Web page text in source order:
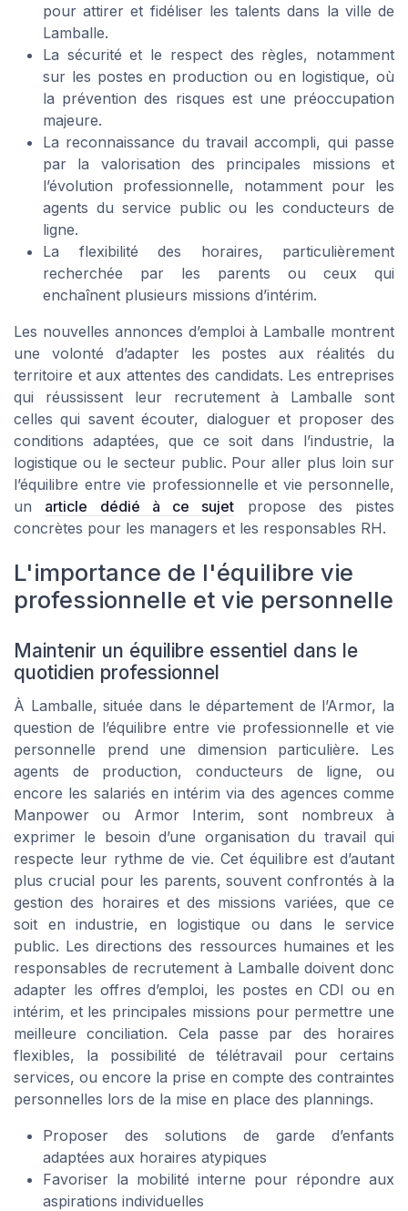
pour attirer et fidéliser les talents dans la ville de
Lamballe.
La sécurité et le respect des règles, notamment
sur les postes en production ou en logistique, où
la prévention des risques est une préoccupation
majeure.
La reconnaissance du travail accompli, qui passe
par la valorisation des principales missions et
l’évolution professionnelle, notamment pour les
agents du service public ou les conducteurs de
ligne.
La flexibilité des horaires, particulièrement
recherchée par les parents ou ceux qui
enchaînent plusieurs missions d’intérim.
Les nouvelles annonces d’emploi à Lamballe montrent
une volonté d’adapter les postes aux réalités du
territoire et aux attentes des candidats. Les entreprises
qui réussissent leur recrutement à Lamballe sont
celles qui savent écouter, dialoguer et proposer des
conditions adaptées, que ce soit dans l’industrie, la
logistique ou le secteur public. Pour aller plus loin sur
l’équilibre entre vie professionnelle et vie personnelle,
un article dédié à ce sujet propose des pistes
concrètes pour les managers et les responsables RH.
L'importance de l'équilibre vie
professionnelle et vie personnelle
Maintenir un équilibre essentiel dans le
quotidien professionnel
À Lamballe, située dans le département de l’Armor, la
question de l’équilibre entre vie professionnelle et vie
personnelle prend une dimension particulière. Les
agents de production, conducteurs de ligne, ou
encore les salariés en intérim via des agences comme
Manpower ou Armor Interim, sont nombreux à
exprimer le besoin d’une organisation du travail qui
respecte leur rythme de vie. Cet équilibre est d’autant
plus crucial pour les parents, souvent confrontés à la
gestion des horaires et des missions variées, que ce
soit en industrie, en logistique ou dans le service
public. Les directions des ressources humaines et les
responsables de recrutement à Lamballe doivent donc
adapter les offres d’emploi, les postes en CDI ou en
intérim, et les principales missions pour permettre une
meilleure conciliation. Cela passe par des horaires
flexibles, la possibilité de télétravail pour certains
services, ou encore la prise en compte des contraintes
personnelles lors de la mise en place des plannings.
Proposer des solutions de garde d’enfants
adaptées aux horaires atypiques
Favoriser la mobilité interne pour répondre aux
aspirations individuelles